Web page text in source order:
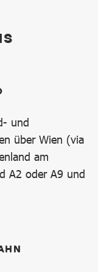
und
über Wien (via
am
A2 oder A9 und